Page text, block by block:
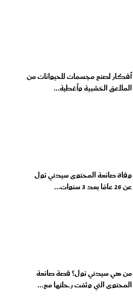
أفكار لصنع مجسمات للحيوانات من
الملاعق الخشبية وأغطية...
وفاة صانعة المحتوى سيدني تول
عن 26 عامًا بعد 3 سنوات...
من هي سيدني تول؟ قصة صانعة
المحتوى التي وثقت رحلتها مع...